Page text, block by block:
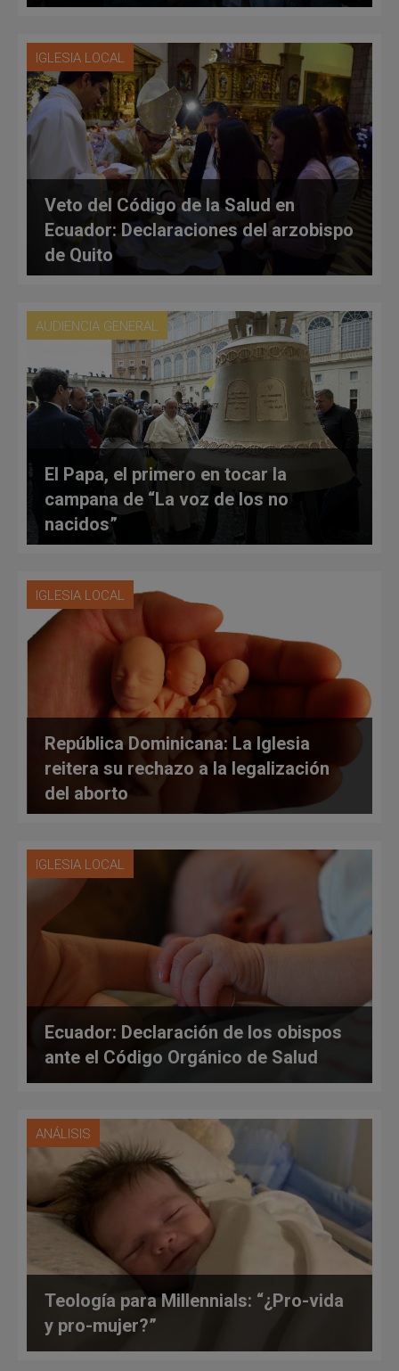
IGLESIA LOCAL
Veto del Código de la Salud en
Ecuador: Declaraciones del arzobispo
de Quito
AUDIENCIA GENERAL
El Papa, el primero en tocar la
campana de “La voz de los no
nacidos”
IGLESIA LOCAL
República Dominicana: La Iglesia
reitera su rechazo a la legalización
del aborto
IGLESIA LOCAL
Ecuador: Declaración de los obispos
ante el Código Orgánico de Salud
ANÁLISIS
Teología para Millennials: “¿Pro-vida
y pro-mujer?”